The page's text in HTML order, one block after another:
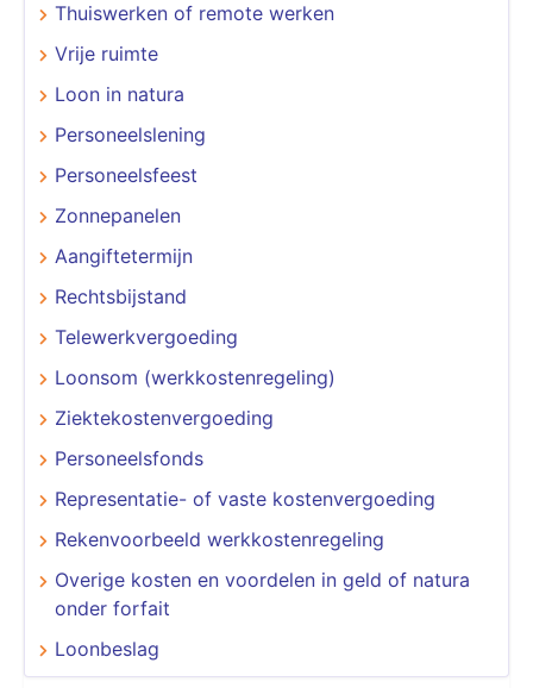
Thuiswerken of remote werken
Vrije ruimte
Loon in natura
Personeelslening
Personeelsfeest
Zonnepanelen
Aangiftetermijn
Rechtsbijstand
Telewerkvergoeding
Loonsom (werkkostenregeling)
Ziektekostenvergoeding
Personeelsfonds
Representatie- of vaste kostenvergoeding
Rekenvoorbeeld werkkostenregeling
Overige kosten en voordelen in geld of natura
onder forfait
Loonbeslag